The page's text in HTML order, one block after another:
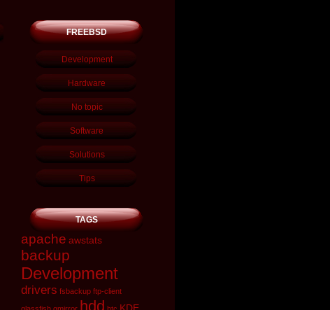
FREEBSD
Development
Hardware
No topic
Software
Solutions
Tips
TAGS
apache awstats
backup
Development
drivers fsbackup ftp-client
hdd